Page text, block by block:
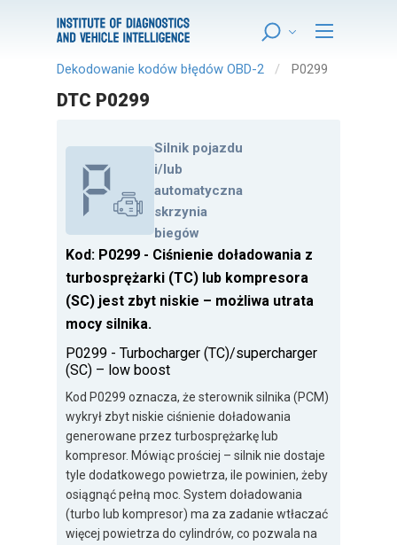
Dekodowanie kodów błędów OBD-2 P0299
DTC P0299
Silnik pojazdu
i/lub
automatyczna
skrzynia
biegów
Kod: P0299 - Ciśnienie doładowania z
turbosprężarki (TC) lub kompresora
(SC) jest zbyt niskie – możliwa utrata
mocy silnika.
P0299 - Turbocharger (TC)/supercharger
(SC) – low boost
Kod P0299 oznacza, że sterownik silnika (PCM)
wykrył zbyt niskie ciśnienie doładowania
generowane przez turbosprężarkę lub
kompresor. Mówiąc prościej – silnik nie dostaje
tyle dodatkowego powietrza, ile powinien, żeby
osiągnąć pełną moc. System doładowania
(turbo lub kompresor) ma za zadanie wtłaczać
więcej powietrza do cylindrów, co pozwala na